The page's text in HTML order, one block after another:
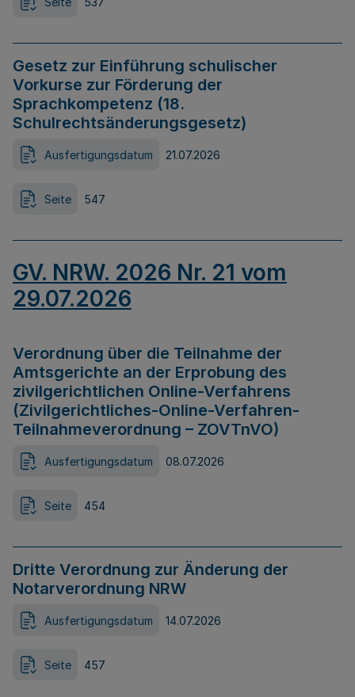
Gesetz zur Einführung schulischer
Vorkurse zur Förderung der
Sprachkompetenz (18.
Schulrechtsänderungsgesetz)
Ausfertigungsdatum 21.07.2026
Seite 547
GV. NRW. 2026 Nr. 21 vom
29.07.2026
Verordnung über die Teilnahme der
Amtsgerichte an der Erprobung des
zivilgerichtlichen Online-Verfahrens
(Zivilgerichtliches-Online-Verfahren-
Teilnahmeverordnung – ZOVTnVO)
Ausfertigungsdatum 08.07.2026
Seite 454
Dritte Verordnung zur Änderung der
Notarverordnung NRW
Ausfertigungsdatum 14.07.2026
Seite 457